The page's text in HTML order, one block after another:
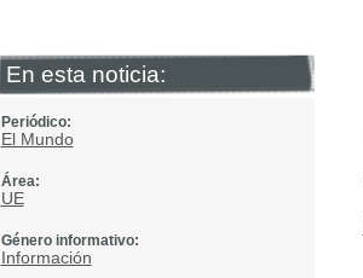
En esta noticia:
Periódico:
El Mundo
Área:
UE
Género informativo:
Información